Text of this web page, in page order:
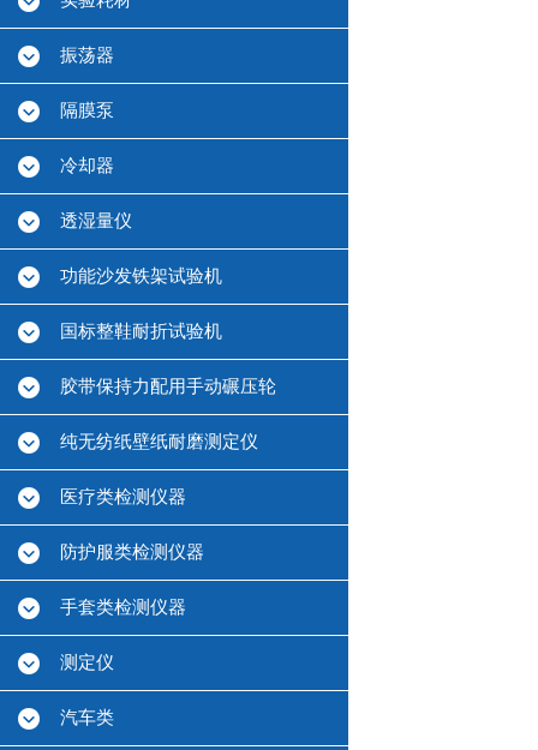
振荡器
隔膜泵
冷却器
透湿量仪
功能沙发铁架试验机
国标整鞋耐折试验机
胶带保持力配用手动碾压轮
纯无纺纸壁纸耐磨测定仪
医疗类检测仪器
防护服类检测仪器
手套类检测仪器
测定仪
汽车类